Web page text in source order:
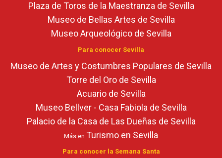
Plaza de Toros de la Maestranza de Sevilla
Museo de Bellas Artes de Sevilla
Museo Arqueológico de Sevilla
Para conocer Sevilla
Museo de Artes y Costumbres Populares de Sevilla
Torre del Oro de Sevilla
Acuario de Sevilla
Museo Bellver - Casa Fabiola de Sevilla
Palacio de la Casa de Las Dueñas de Sevilla
Más en Turismo en Sevilla
Para conocer la Semana Santa